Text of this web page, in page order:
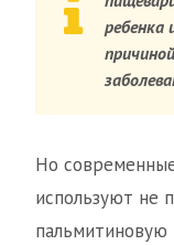
Но
используют не
пальмитиновую